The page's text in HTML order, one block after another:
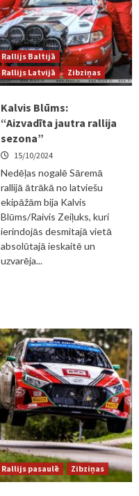
Rallijs Baltijā
Rallijs Latvijā
Zibziņas
Kalvis Blūms:
“Aizvadīta jautra rallija
sezona”
15/10/2024
Nedēļas nogalē Sāremā
rallijā ātrākā no latviešu
ekipāžām bija Kalvis
Blūms/Raivis Zeiļuks, kuri
ierindojās desmitajā vietā
absolūtajā ieskaitē un
uzvarēja...
Rallijs pasaulē Zibziņas